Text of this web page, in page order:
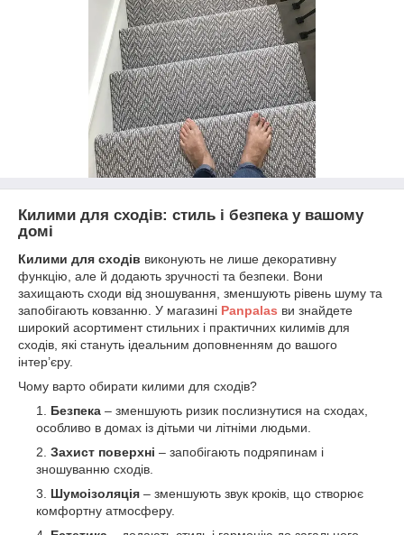
Килими для сходів: стиль і безпека у вашому
домі
Килими для сходів виконують не лише декоративну
функцію, але й додають зручності та безпеки. Вони
захищають сходи від зношування, зменшують рівень шуму та
запобігають ковзанню. У магазині Panpalas ви знайдете
широкий асортимент стильних і практичних килимів для
сходів, які стануть ідеальним доповненням до вашого
інтер’єру.
Чому варто обирати килими для сходів?
Безпека – зменшують ризик послизнутися на сходах,
особливо в домах із дітьми чи літніми людьми.
Захист поверхні – запобігають подряпинам і
зношуванню сходів.
Шумоізоляція – зменшують звук кроків, що створює
комфортну атмосферу.